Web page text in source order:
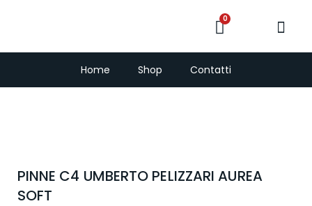
0
Home Shop Contatti
PINNE C4 UMBERTO PELIZZARI AUREA
SOFT